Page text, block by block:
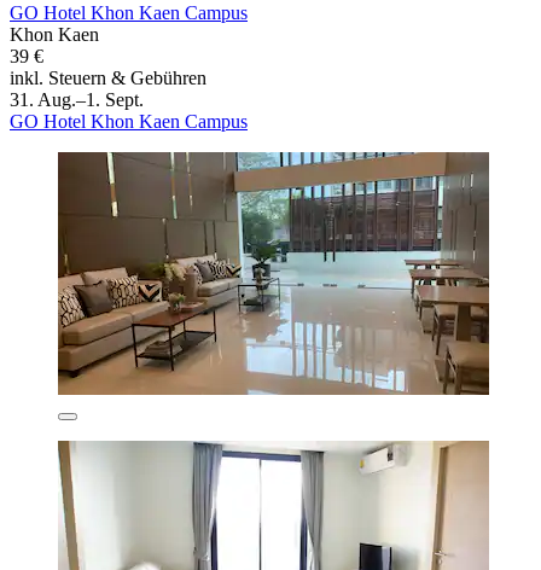
GO Hotel Khon Kaen Campus
Khon Kaen
39 €
inkl. Steuern & Gebühren
31. Aug.–1. Sept.
GO Hotel Khon Kaen Campus